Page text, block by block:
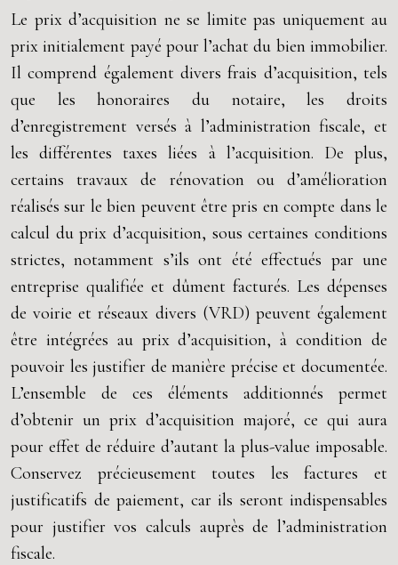
Le prix d’acquisition ne se limite pas uniquement au
prix initialement payé pour l’achat du bien immobilier.
Il comprend également divers frais d’acquisition, tels
que les honoraires du notaire, les droits
d’enregistrement versés à l’administration fiscale, et
les différentes taxes liées à l’acquisition. De plus,
certains travaux de rénovation ou d’amélioration
réalisés sur le bien peuvent être pris en compte dans le
calcul du prix d’acquisition, sous certaines conditions
strictes, notamment s’ils ont été effectués par une
entreprise qualifiée et dûment facturés. Les dépenses
de voirie et réseaux divers (VRD) peuvent également
être intégrées au prix d’acquisition, à condition de
pouvoir les justifier de manière précise et documentée.
L’ensemble de ces éléments additionnés permet
d’obtenir un prix d’acquisition majoré, ce qui aura
pour effet de réduire d’autant la plus-value imposable.
Conservez précieusement toutes les factures et
justificatifs de paiement, car ils seront indispensables
pour justifier vos calculs auprès de l’administration
fiscale.